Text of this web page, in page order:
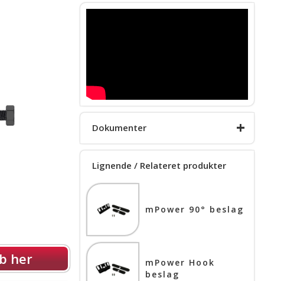
her
Dokumenter +
Produkt info
Lignende / Relateret produkter
mPower 90° beslag
mPower Hook
beslag